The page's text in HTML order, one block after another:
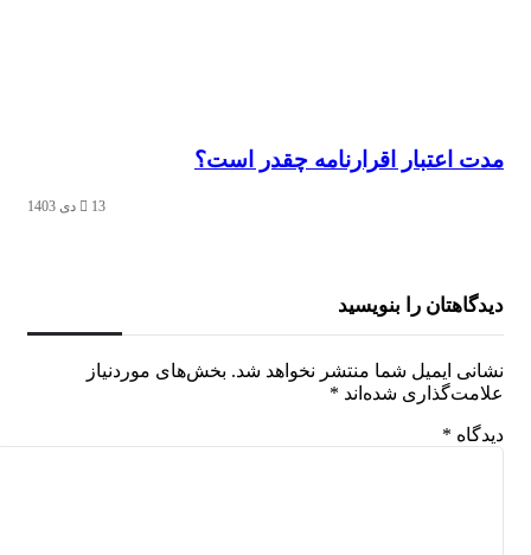
مدت اعتبار اقرارنامه چقدر است؟
13 دی 1403
دیدگاهتان را بنویسید
نشانی ایمیل شما منتشر نخواهد شد. بخش‌های موردنیاز
علامت‌گذاری شده‌اند *
دیدگاه *